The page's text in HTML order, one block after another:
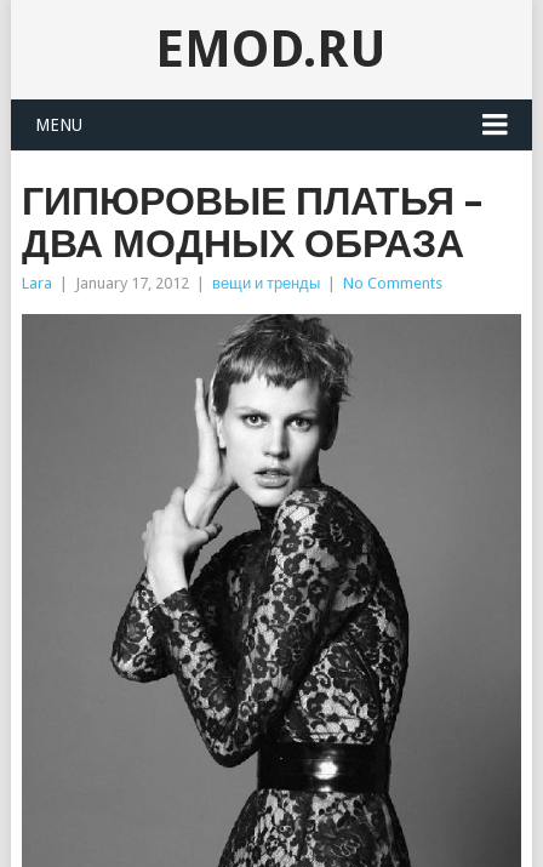
EMOD.RU
MENU
ГИПЮРОВЫЕ ПЛАТЬЯ –
ДВА МОДНЫХ ОБРАЗА
Lara January 17, 2012 вещи и тренды No Comments